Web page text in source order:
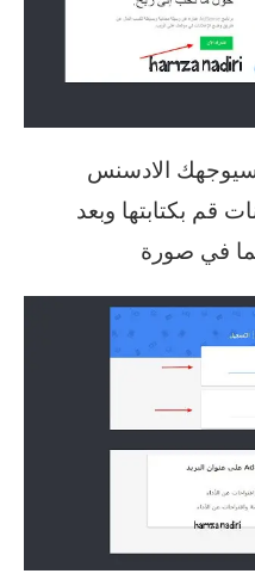
الادسنس
قم بكتابتها وبعد
في صورة